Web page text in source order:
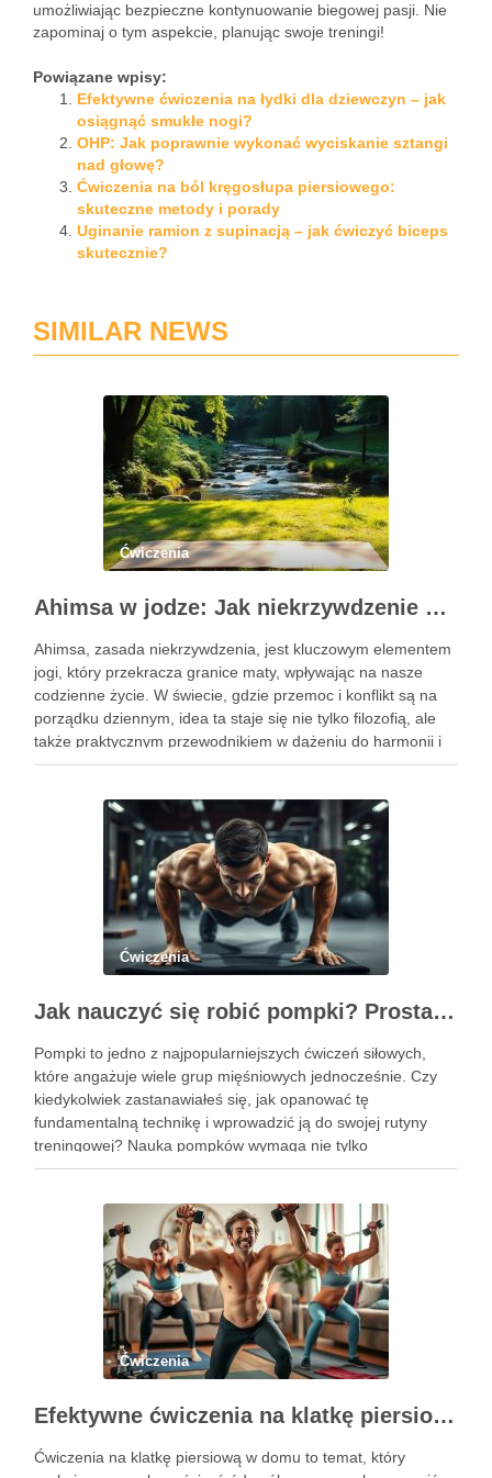
umożliwiając bezpieczne kontynuowanie biegowej pasji. Nie
zapominaj o tym aspekcie, planując swoje treningi!
Powiązane wpisy:
Efektywne ćwiczenia na łydki dla dziewczyn – jak
osiągnąć smukłe nogi?
OHP: Jak poprawnie wykonać wyciskanie sztangi
nad głowę?
Ćwiczenia na ból kręgosłupa piersiowego:
skuteczne metody i porady
Uginanie ramion z supinacją – jak ćwiczyć biceps
skutecznie?
SIMILAR NEWS
Ćwiczenia
Ahimsa w jodze: Jak niekrzywdzenie wpływa na nasze życie?
Ahimsa, zasada niekrzywdzenia, jest kluczowym elementem
jogi, który przekracza granice maty, wpływając na nasze
codzienne życie. W świecie, gdzie przemoc i konflikt są na
porządku dziennym, idea ta staje się nie tylko filozofią, ale
także praktycznym przewodnikiem w dążeniu do harmonii i
pokoju. Ahimsa uczy nas szacunku do siebie i …
Ćwiczenia
Jak nauczyć się robić pompki? Prosta technika dla początkujących
Pompki to jedno z najpopularniejszych ćwiczeń siłowych,
które angażuje wiele grup mięśniowych jednocześnie. Czy
kiedykolwiek zastanawiałeś się, jak opanować tę
fundamentalną technikę i wprowadzić ją do swojej rutyny
treningowej? Nauka pompków wymaga nie tylko
determinacji, ale także zrozumienia poprawnej formy i
Ćwiczenia
Efektywne ćwiczenia na klatkę piersiową w domu – przewodnik po treningu
Ćwiczenia na klatkę piersiową w domu to temat, który